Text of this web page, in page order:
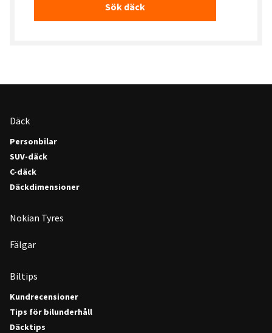
Sök däck
Däck
Personbilar
SUV-däck
C-däck
Däckdimensioner
Nokian Tyres
Fälgar
Biltips
Kundrecensioner
Tips för bilunderhåll
Däcktips